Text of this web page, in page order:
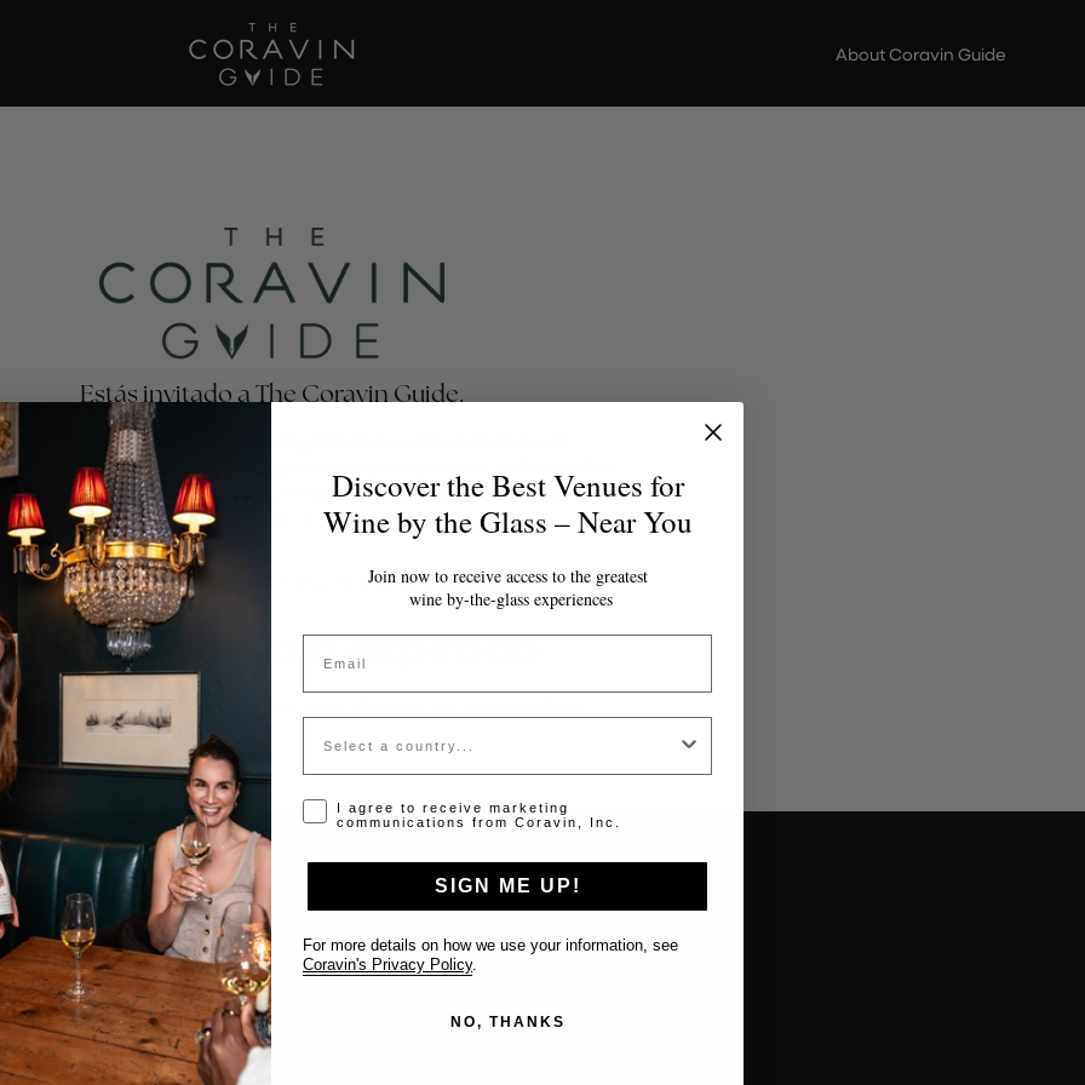
About Coravin Guide
Estás invitado a The Coravin Guide.
Coravin Guide destaca los programas de vinos por copa de
bares, hoteles y clubes privados que celebran la diversidad
del vino, para que los amantes del vino encuentren
la copa perfecta para cualquier ocasión.
~10 MINUTOSGUARDA AUTOMÁTICAMENTE MIENTRAS AVANZAS
Token inválido o expirado
contacta al administrador para obtener un token válido.
Support
Contact us
List Your Venue
FAQ’s
About Coravin Guide
Discover the Best Venues for
Wine by the Glass – Near You
Join now to receive access to the greatest
wine by-the-glass experiences
Email
Country
Opt-in disclaimer
I agree to receive marketing
communications from Coravin, Inc.
SIGN ME UP!
For more details on how we use your information, see
Coravin's Privacy Policy
NO, THANKS